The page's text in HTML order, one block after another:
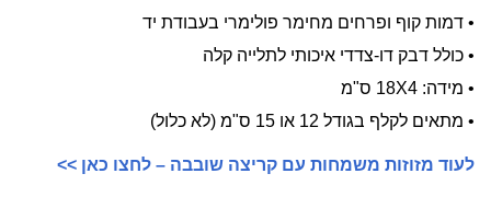
• דמות קוף ופרחים מחימר פולימרי בעבודת יד
• כולל דבק דו-צדדי איכותי לתלייה קלה
• מידה: 18X4 ס"מ
• מתאים לקלף בגודל 12 או 15 ס"מ (לא כלול)
לעוד מזוזות משמחות עם קריצה שובבה – לחצו כאן >>